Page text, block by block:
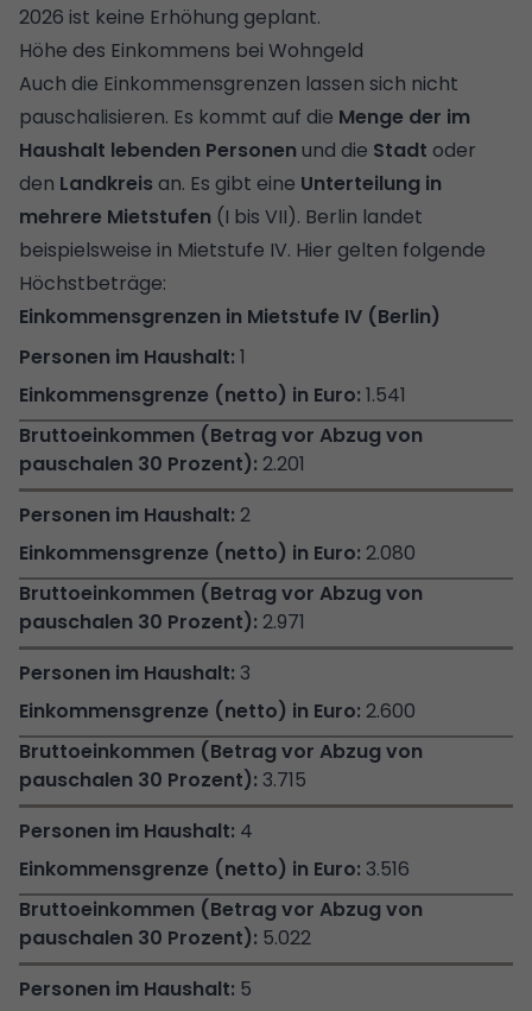
2026 ist keine Erhöhung geplant.
Höhe des Einkommens bei Wohngeld
Auch die Einkommensgrenzen lassen sich nicht
pauschalisieren. Es kommt auf die Menge der im
Haushalt lebenden Personen und die Stadt oder
den Landkreis an. Es gibt eine Unterteilung in
mehrere Mietstufen (I bis VII). Berlin landet
beispielsweise in Mietstufe IV. Hier gelten folgende
Höchstbeträge:
Einkommensgrenzen in Mietstufe IV (Berlin)
1
1.541
2.201
2
2.080
2.971
3
2.600
3.715
4
3.516
5.022
5